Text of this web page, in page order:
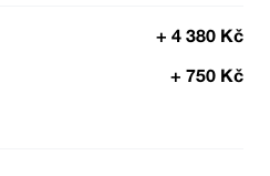
+ 4 380 Kč
+ 750 Kč